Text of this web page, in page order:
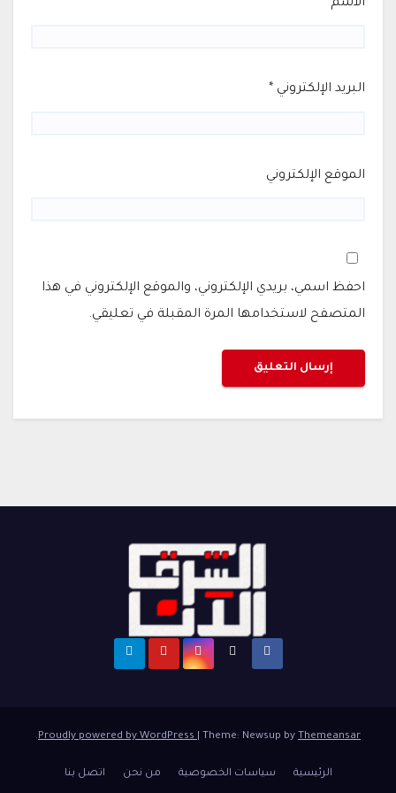
الاسم *
البريد الإلكتروني *
الموقع الإلكتروني
احفظ اسمي، بريدي الإلكتروني، والموقع الإلكتروني في هذا
المتصفح لاستخدامها المرة المقبلة في تعليقي.
Proudly powered by WordPress Theme: Newsup by Themeansar
.
الرئيسية سياسات الخصوصية من نحن اتصل بنا